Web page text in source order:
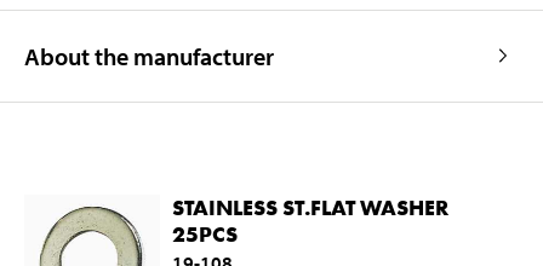
About the manufacturer
STAINLESS ST.FLAT WASHER
25PCS